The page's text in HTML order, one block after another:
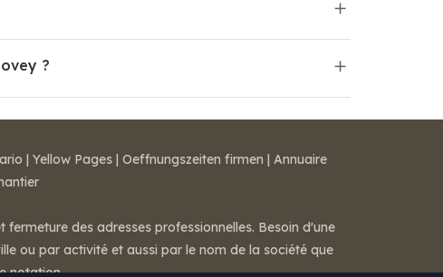
?
| Yellow Pages | Oeffnungszeiten firmen | Annuaire
des adresses professionnelles. Besoin d'une
ou par activité et aussi par le nom de la société que
notation.